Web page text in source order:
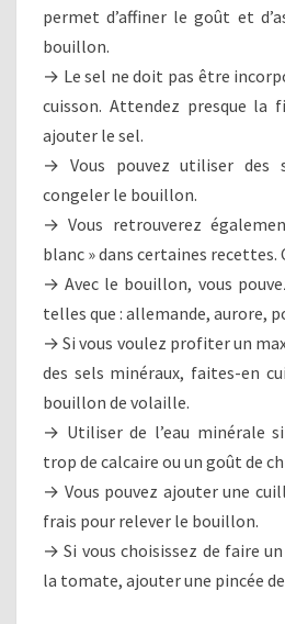
permet d’affiner le goût et
bouillon.
→ Le sel ne doit pas être
cuisson. Attendez presque la
ajouter le sel.
→ Vous pouvez utiliser des
congeler le bouillon.
→ Vous retrouverez
blanc » dans certaines recettes.
→ Avec le bouillon, vous
telles que : allemande, aurore,
→ Si vous voulez profiter un
des sels minéraux, faites-en
bouillon de volaille.
→ Utiliser de l’eau minérale
trop de calcaire ou un goût de
→ Vous pouvez ajouter une
frais pour relever le bouillon.
→ Si vous choisissez de faire
la tomate, ajouter une pincée